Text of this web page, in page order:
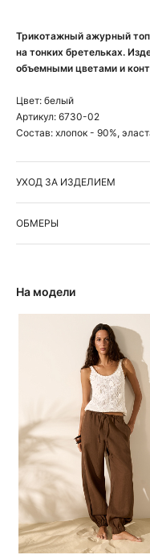
Трикотажный ажурный топ
на тонких бретельках.
объемными цветами и
Цвет: белый
Артикул: 6730-02
Состав: хлопок - 90%,
УХОД ЗА ИЗДЕЛИЕМ
ОБМЕРЫ
На модели